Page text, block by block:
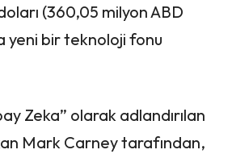
(360,05 milyon ABD
yeni bir teknoloji fonu
Zeka” olarak adlandırılan
Mark Carney tarafından,